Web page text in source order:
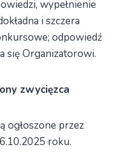
wypełnienie
i szczera
odpowiedź
się Organizatorowi.
zwycięzca
ogłoszone przez
roku.